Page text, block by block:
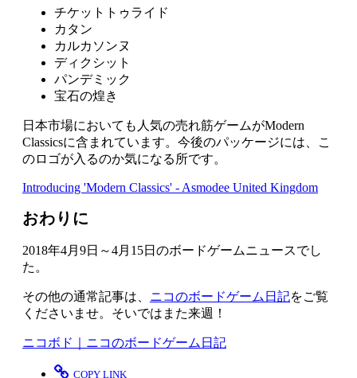
チケットトゥライド
カタン
カルカソンヌ
ディクシット
パンデミック
宝石の煌き
日本市場においても人気の売れ筋ゲームがModern
Classicsに含まれています。今後のパッケージには、こ
のロゴが入るのか気になる所です。
Introducing 'Modern Classics' - Asmodee United Kingdom
おわりに
2018年4月9日～4月15日のボードゲームニュースでし
た。
その他の通常記事は、 ニコのボードゲーム日記をご覧
くださいませ。そいではまた来週！
ニコボド｜ニコのボードゲーム日記
COPY LINK